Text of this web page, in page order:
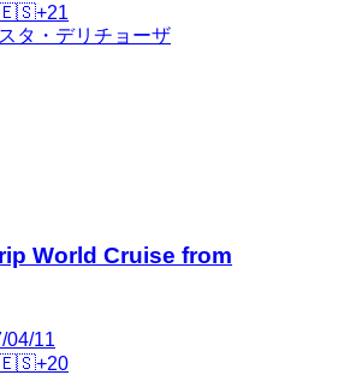
+21
タ・デリチョーザ
World Cruise from
04/11
+20